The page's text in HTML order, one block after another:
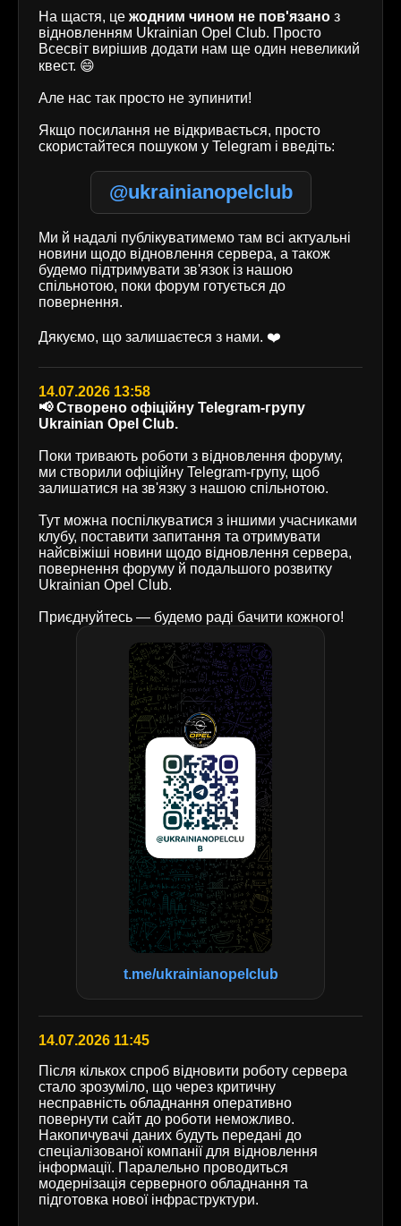
На щастя, це жодним чином не пов'язано з
відновленням Ukrainian Opel Club. Просто
Всесвіт вирішив додати нам ще один невеликий
квест. 😄
Але нас так просто не зупинити!
Якщо посилання не відкривається, просто
скористайтеся пошуком у Telegram і введіть:
@ukrainianopelclub
Ми й надалі публікуватимемо там всі актуальні
новини щодо відновлення сервера, а також
будемо підтримувати зв'язок із нашою
спільнотою, поки форум готується до
повернення.
Дякуємо, що залишаєтеся з нами. ❤️
14.07.2026 13:58
📢 Створено офіційну Telegram-групу
Ukrainian Opel Club.
Поки тривають роботи з відновлення форуму,
ми створили офіційну Telegram-групу, щоб
залишатися на зв'язку з нашою спільнотою.
Тут можна поспілкуватися з іншими учасниками
клубу, поставити запитання та отримувати
найсвіжіші новини щодо відновлення сервера,
повернення форуму й подальшого розвитку
Ukrainian Opel Club.
Приєднуйтесь — будемо раді бачити кожного!
t.me/ukrainianopelclub
14.07.2026 11:45
Після кількох спроб відновити роботу сервера
стало зрозуміло, що через критичну
несправність обладнання оперативно
повернути сайт до роботи неможливо.
Накопичувачі даних будуть передані до
спеціалізованої компанії для відновлення
інформації. Паралельно проводиться
модернізація серверного обладнання та
підготовка нової інфраструктури.